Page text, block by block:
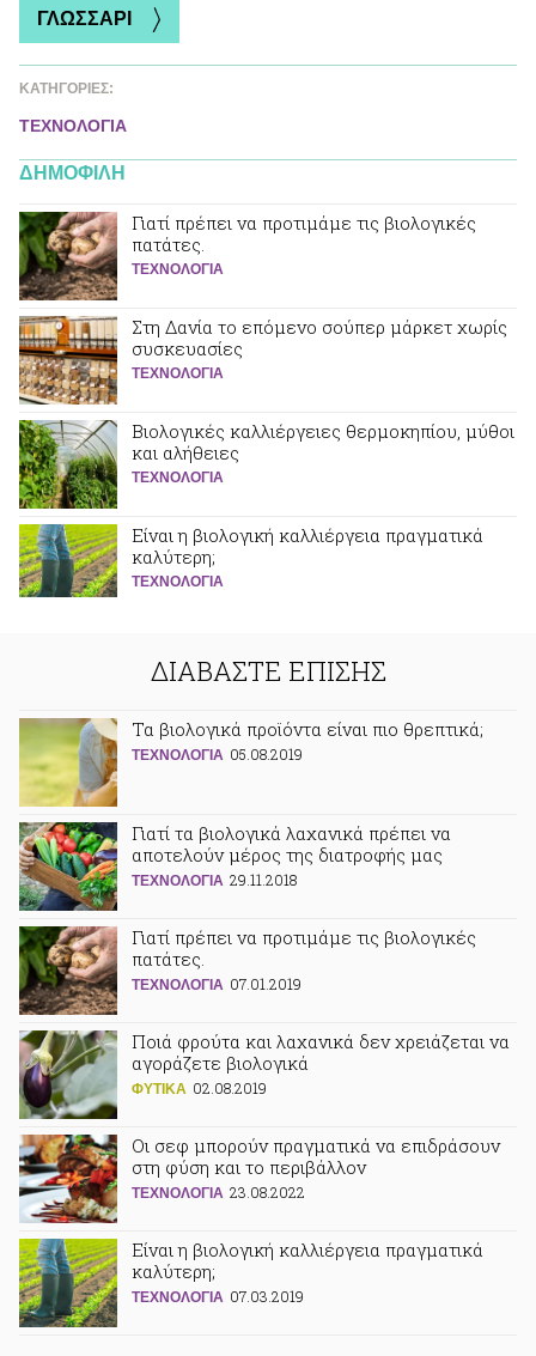
ΓΛΩΣΣΑΡΙ
ΚΑΤΗΓΟΡΙΕΣ:
ΤΕΧΝΟΛΟΓΙΑ
ΔΗΜΟΦΙΛΗ
Γιατί πρέπει να προτιμάμε τις βιολογικές
πατάτες.
ΤΕΧΝΟΛΟΓΙΑ
Στη Δανία το επόμενο σούπερ μάρκετ χωρίς
συσκευασίες
ΤΕΧΝΟΛΟΓΙΑ
Βιολογικές καλλιέργειες θερμοκηπίου, μύθοι
και αλήθειες
ΤΕΧΝΟΛΟΓΙΑ
Είναι η βιολογική καλλιέργεια πραγματικά
καλύτερη;
ΤΕΧΝΟΛΟΓΙΑ
ΔΙΑΒΑΣΤΕ ΕΠΙΣΗΣ
Τα βιολογικά προϊόντα είναι πιο θρεπτικά;
ΤΕΧΝΟΛΟΓΙΑ 05.08.2019
Γιατί τα βιολογικά λαχανικά πρέπει να
αποτελούν μέρος της διατροφής μας
ΤΕΧΝΟΛΟΓΙΑ 29.11.2018
Γιατί πρέπει να προτιμάμε τις βιολογικές
πατάτες.
ΤΕΧΝΟΛΟΓΙΑ 07.01.2019
Ποιά φρούτα και λαχανικά δεν χρειάζεται να
αγοράζετε βιολογικά
ΦΥΤΙΚA 02.08.2019
Οι σεφ μπορούν πραγματικά να επιδράσουν
στη φύση και το περιβάλλον
ΤΕΧΝΟΛΟΓΙΑ 23.08.2022
Είναι η βιολογική καλλιέργεια πραγματικά
καλύτερη;
ΤΕΧΝΟΛΟΓΙΑ 07.03.2019